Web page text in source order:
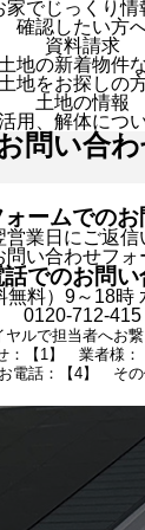
家でじっくり情
確認したい方
資料請求
土地の新着物件
土地をお探しの
土地の情報
用、解体につ
問い合
ォームでの
営業日にご返信
問い合わせフォ
話でのお問い
無料）9～18時
0120-712-415
ヤルで担当者へお繋
：【1】 業者様
電話：【4】 その